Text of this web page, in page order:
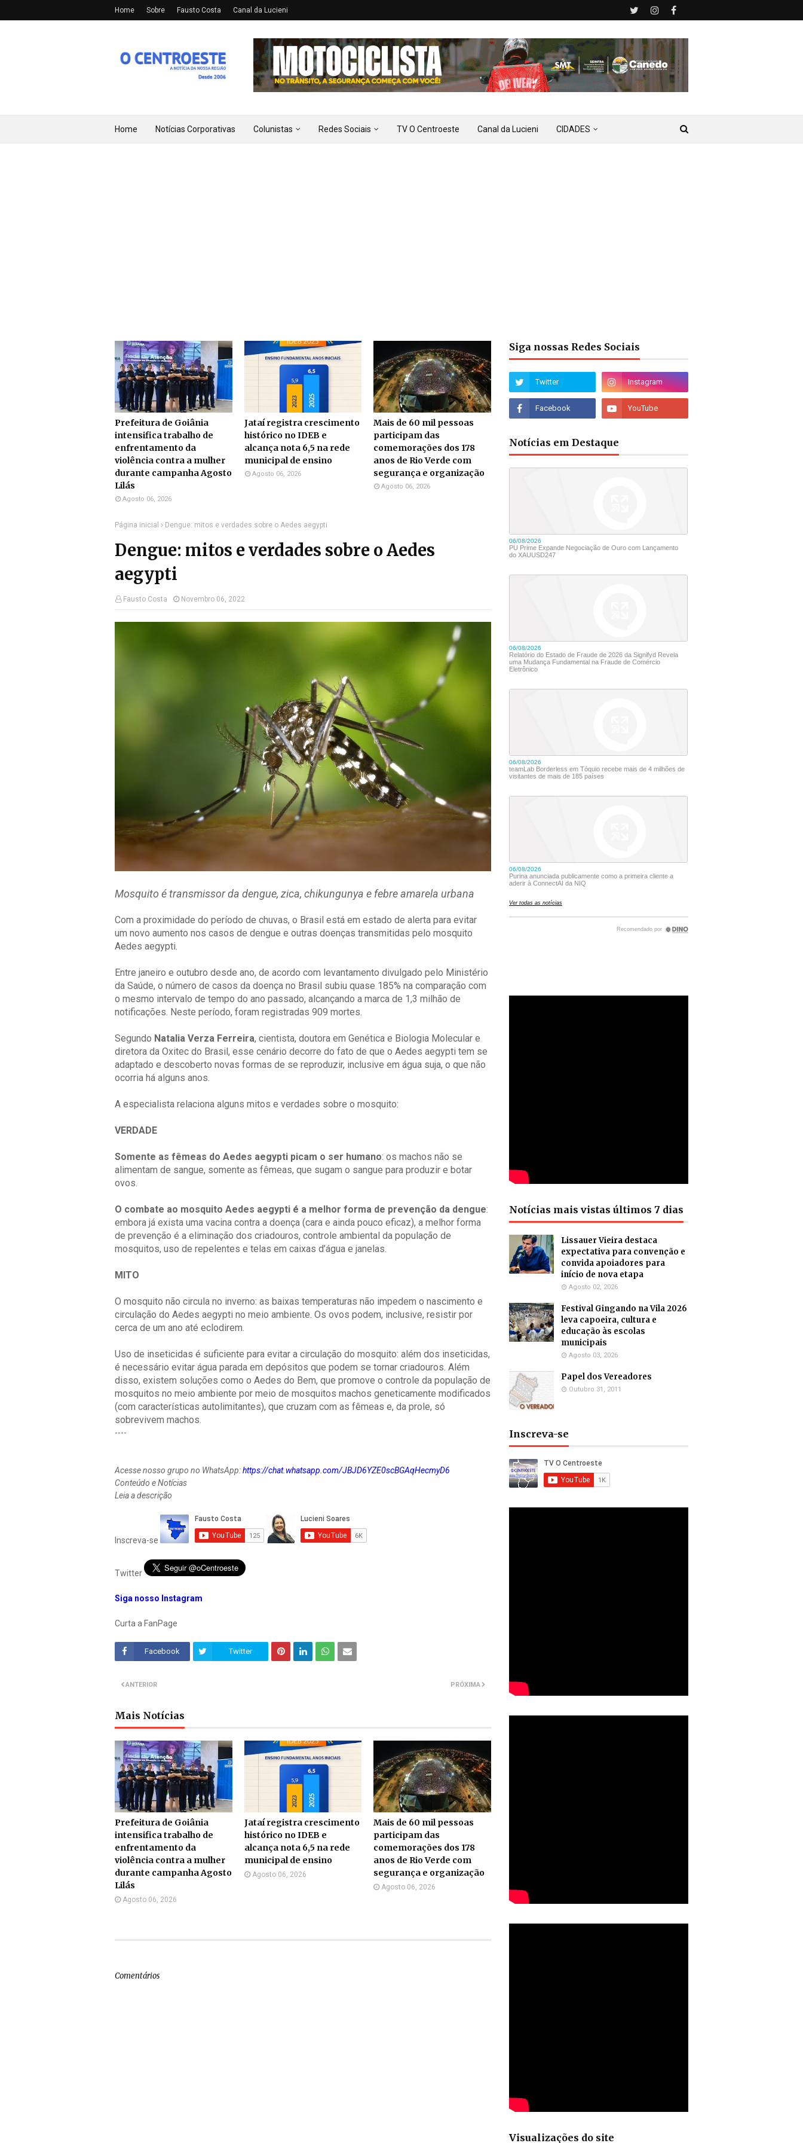
Home Sobre Fausto Costa Canal da Lucieni
Home Notícias Corporativas Colunistas Redes Sociais TV O Centroeste Canal da Lucieni CIDADES
Prefeitura de Goiânia
intensifica trabalho de
enfrentamento da
violência contra a mulher
durante campanha Agosto
Lilás
Agosto 06, 2026
Jataí registra crescimento
histórico no IDEB e
alcança nota 6,5 na rede
municipal de ensino
Agosto 06, 2026
Mais de 60 mil pessoas
participam das
comemorações dos 178
anos de Rio Verde com
segurança e organização
Agosto 06, 2026
Página inicial Dengue: mitos e verdades sobre o Aedes aegypti
Dengue: mitos e verdades sobre o Aedes
aegypti
Fausto Costa Novembro 06, 2022
Mosquito é transmissor da dengue, zica, chikungunya e febre amarela urbana
Com a proximidade do período de chuvas, o Brasil está em estado de alerta para evitar
um novo aumento nos casos de dengue e outras doenças transmitidas pelo mosquito
Aedes aegypti.
Entre janeiro e outubro desde ano, de acordo com levantamento divulgado pelo Ministério
da Saúde, o número de casos da doença no Brasil subiu quase 185% na comparação com
o mesmo intervalo de tempo do ano passado, alcançando a marca de 1,3 milhão de
notificações. Neste período, foram registradas 909 mortes.
Segundo Natalia Verza Ferreira, cientista, doutora em Genética e Biologia Molecular e
diretora da Oxitec do Brasil, esse cenário decorre do fato de que o Aedes aegypti tem se
adaptado e descoberto novas formas de se reproduzir, inclusive em água suja, o que não
ocorria há alguns anos.
A especialista relaciona alguns mitos e verdades sobre o mosquito:
VERDADE
Somente as fêmeas do Aedes aegypti picam o ser humano: os machos não se
alimentam de sangue, somente as fêmeas, que sugam o sangue para produzir e botar
ovos.
O combate ao mosquito Aedes aegypti é a melhor forma de prevenção da dengue:
embora já exista uma vacina contra a doença (cara e ainda pouco eficaz), a melhor forma
de prevenção é a eliminação dos criadouros, controle ambiental da população de
mosquitos, uso de repelentes e telas em caixas d’água e janelas.
MITO
O mosquito não circula no inverno: as baixas temperaturas não impedem o nascimento e
circulação do Aedes aegypti no meio ambiente. Os ovos podem, inclusive, resistir por
cerca de um ano até eclodirem.
Uso de inseticidas é suficiente para evitar a circulação do mosquito: além dos inseticidas,
é necessário evitar água parada em depósitos que podem se tornar criadouros. Além
disso, existem soluções como o Aedes do Bem, que promove o controle da população de
mosquitos no meio ambiente por meio de mosquitos machos geneticamente modificados
(com características autolimitantes), que cruzam com as fêmeas e, da prole, só
sobrevivem machos.
----
Acesse nosso grupo no WhatsApp:https://chat.whatsapp.com/JBJD6YZE0scBGAqHecmyD6
Conteúdo e Notícias
Leia a descrição
Inscreva-se
Twitter
Siga nosso Instagram
Curta a FanPage
Facebook Twitter
PRÓXIMA
ANTERIOR
Mais Notícias
Prefeitura de Goiânia
intensifica trabalho de
enfrentamento da
violência contra a mulher
durante campanha Agosto
Lilás
Agosto 06, 2026
Jataí registra crescimento
histórico no IDEB e
alcança nota 6,5 na rede
municipal de ensino
Agosto 06, 2026
Mais de 60 mil pessoas
participam das
comemorações dos 178
anos de Rio Verde com
segurança e organização
Agosto 06, 2026
Comentários
Siga nossas Redes Sociais
Notícias em Destaque
Notícias mais vistas últimos 7 dias
Lissauer Vieira destaca
expectativa para convenção e
convida apoiadores para
início de nova etapa
Agosto 02, 2026
Festival Gingando na Vila 2026
leva capoeira, cultura e
educação às escolas
municipais
Agosto 03, 2026
Papel dos Vereadores
Outubro 31, 2011
Inscreva-se
Visualizações do site